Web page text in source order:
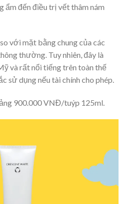
ẩm đến điều trị vết thâm nám
với mặt bằng chung của các
thường. Tuy nhiên, đây là
và rất nổi tiếng trên toàn thế
sử dụng nếu tài chính cho phép.
900.000 VNĐ/tuýp 125ml.